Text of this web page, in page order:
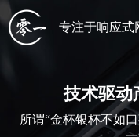
专注于响应式
技术驱动
所谓“金杯银杯不如